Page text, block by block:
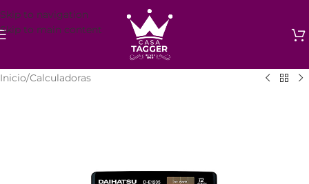
Skip to navigation
Skip to main content
Inicio/Calculadoras